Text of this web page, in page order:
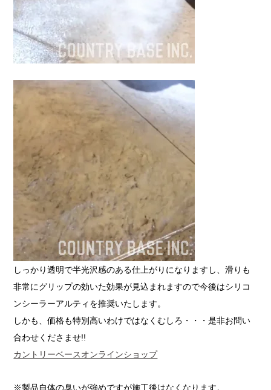
しっかり透明で半光沢感のある仕上がりになりますし、滑りも
非常にグリップの効いた効果が見込まれますので今後はシリコ
ンシーラーアルティを推奨いたします。
しかも、価格も特別高いわけではなくむしろ・・・是非お問い
合わせくださませ!!
カントリーベースオンラインショップ
※製品自体の臭いが強めですが施工後はなくなります。